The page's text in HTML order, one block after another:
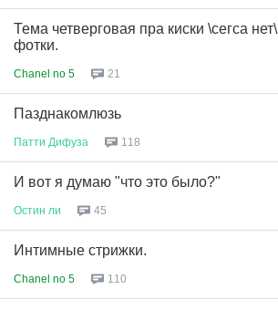
Тема четверговая пра киски \сегса нет\
фотки.
Chanel no 5 21
Пазднакомлюзь
Патти Дифуза 118
И вот я думаю "что это было?"
Остин ли 45
Интимные стрижки.
Chanel no 5 110